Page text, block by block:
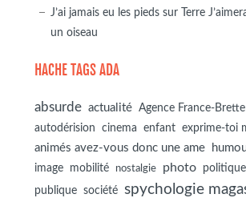
J’ai jamais eu les pieds sur Terre
un oiseau
HACHE TAGS ADA
absurde actualité Agence France-Brette
autodérision cinema enfant exprime-toi
animés avez-vous donc une ame
image mobilité nostalgie photo politique
publique
société spychologie